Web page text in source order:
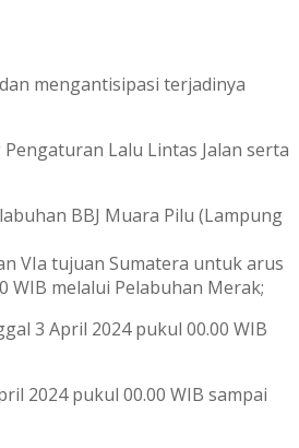
mengantisipasi terjadinya
Lalu Lintas Jalan serta
BBJ Muara Pilu (Lampung
VIa tujuan Sumatera untuk arus
WIB melalui Pelabuhan Merak;
3 April 2024 pukul 00.00 WIB
2024 pukul 00.00 WIB sampai